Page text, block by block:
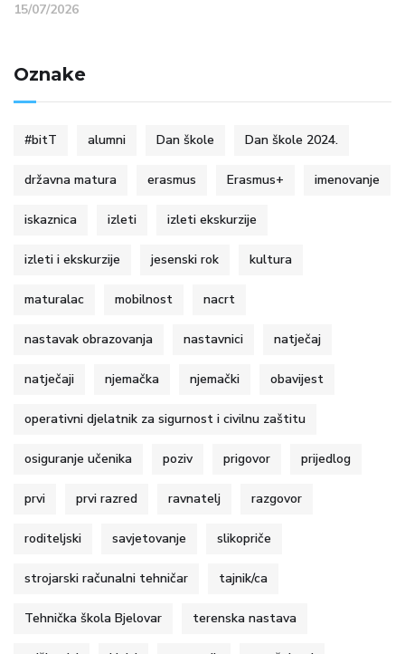
15/07/2026
Oznake
#bitT alumni Dan škole Dan škole 2024.
državna matura erasmus Erasmus+ imenovanje
iskaznica izleti izleti ekskurzije
izleti i ekskurzije jesenski rok kultura
maturalac mobilnost nacrt
nastavak obrazovanja nastavnici natječaj
natječaji njemačka njemački obavijest
operativni djelatnik za sigurnost i civilnu zaštitu
osiguranje učenika poziv prigovor prijedlog
prvi prvi razred ravnatelj razgovor
roditeljski savjetovanje slikopriče
strojarski računalni tehničar tajnik/ca
Tehnička škola Bjelovar terenska nastava